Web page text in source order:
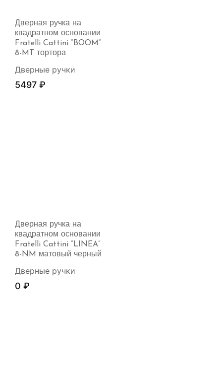
Дверная ручка на
квадратном основании
Fratelli Cattini “BOOM”
8-MT тортора
Дверные ручки
5497 ₽
Дверная ручка на
квадратном основании
Fratelli Cattini “LINEA”
8-NM матовый черный
Дверные ручки
0 ₽